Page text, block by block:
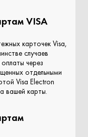
VISA
карточек Visa,
случаев
через
отдельными
Visa Electron
вашей карты.